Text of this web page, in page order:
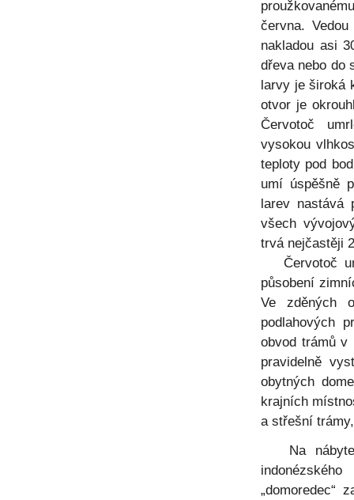
června.
nakladou asi
dřeva nebo do
larvy je široká
otvor je
Červotoč
vysokou
teploty pod
umí úspěšně
larev nastává
všech
trvá nejčastěji
Červotoč
působení
Ve zděných
podlahových
obvod trámů
pravidelně
obytných
krajních
a střešní
Na
„domoredec“